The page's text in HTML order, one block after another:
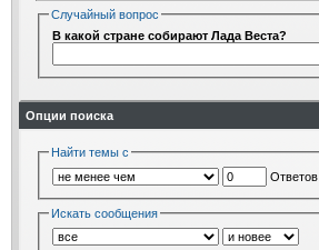
Случайный вопрос
В какой стране собирают Лада Веста?
Опции поиска
Найти темы с
Ответов
Искать сообщения